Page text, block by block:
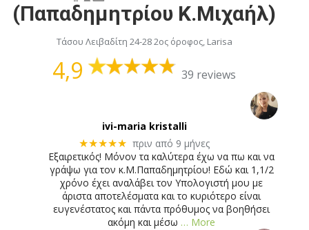
(Παπαδημητρίου Κ.Μιχαήλ)
Τάσου Λειβαδίτη 24-28 2ος όροφος, Larisa
4,9 39 reviews
ivi-maria kristalli
★★★★★ πριν από 9 μήνες
Eξαιρετικός! Μόνον τα καλύτερα έχω να πω και να
γράψω για τον κ.Μ.Παπαδημητρίου! Εδώ και 1,1/2
χρόνο έχει αναλάβει τον Υπολογιστή μου με
άριστα αποτελέσματα και το κυριότερο είναι
ευγενέστατος και πάντα πρόθυμος να βοηθήσει
ακόμη και μέσω … More